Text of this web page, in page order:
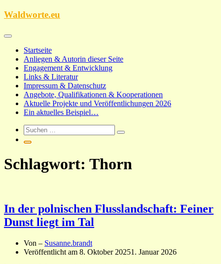
Zum
Waldworte.eu
Startseite
Anliegen & Autorin dieser Seite
Engagement & Entwicklung
Links & Literatur
Impressum & Datenschutz
Angebote, Qualifikationen & Kooperationen
Aktuelle Projekte und Veröffentlichungen 2026
Ein aktuelles Beispiel…
Schlagwort: Thorn
In der polnischen Flusslandschaft: Feiner
Dunst liegt im Tal
Von – Susanne.brandt
Veröffentlicht am 8. Oktober 20251. Januar 2026